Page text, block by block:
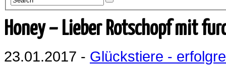
Honey – Lieber Rotschopf mit
23.01.2017 - Glückstiere -